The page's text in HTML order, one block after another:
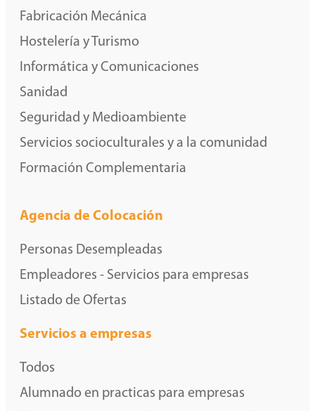
Fabricación Mecánica
Hostelería y Turismo
Informática y Comunicaciones
Sanidad
Seguridad y Medioambiente
Servicios socioculturales y a la comunidad
Formación Complementaria
Agencia de Colocación
Personas Desempleadas
Empleadores - Servicios para empresas
Listado de Ofertas
Servicios a empresas
Todos
Alumnado en practicas para empresas